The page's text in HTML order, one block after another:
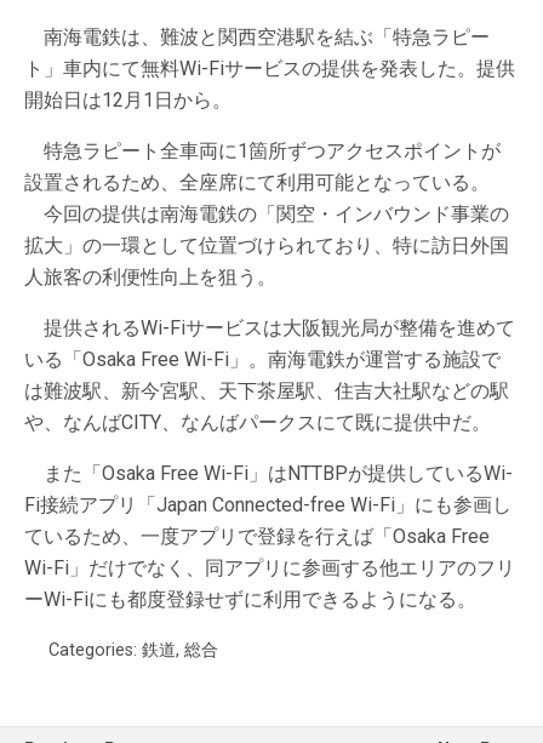
南海電鉄は、難波と関西空港駅を結ぶ「特急ラピー
ト」車内にて無料Wi-Fiサービスの提供を発表した。提供
開始日は12月1日から。
特急ラピート全車両に1箇所ずつアクセスポイントが
設置されるため、全座席にて利用可能となっている。
今回の提供は南海電鉄の「関空・インバウンド事業の
拡大」の一環として位置づけられており、特に訪日外国
人旅客の利便性向上を狙う。
提供されるWi-Fiサービスは大阪観光局が整備を進めて
いる「Osaka Free Wi-Fi」。南海電鉄が運営する施設で
は難波駅、新今宮駅、天下茶屋駅、住吉大社駅などの駅
や、なんばCITY、なんばパークスにて既に提供中だ。
また「Osaka Free Wi-Fi」はNTTBPが提供しているWi-
Fi接続アプリ「Japan Connected-free Wi-Fi」にも参画し
ているため、一度アプリで登録を行えば「Osaka Free
Wi-Fi」だけでなく、同アプリに参画する他エリアのフリ
ーWi-Fiにも都度登録せずに利用できるようになる。
Categories: 鉄道, 総合